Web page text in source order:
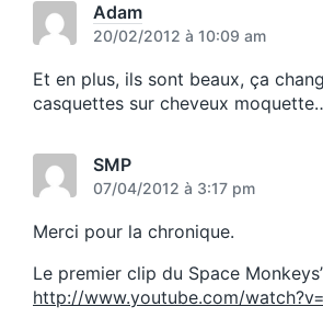
Adam
20/02/2012 à 10:09 am
Et en plus, ils sont beaux, ça
casquettes sur cheveux
SMP
07/04/2012 à 3:17 pm
Merci pour la chronique.
Le premier clip du Space
http://www.youtube.com/